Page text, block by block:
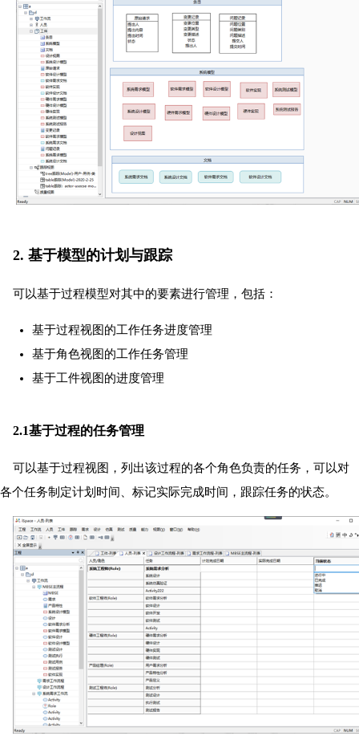
2. 基于模型的计划与跟踪
可以基于过程模型对其中的要素进行管理，包括：
基于过程视图的工作任务进度管理
基于角色视图的工作任务管理
基于工件视图的进度管理
2.1基于过程的任务管理
可以基于过程视图，列出该过程的各个角色负责的任务，可以对
各个任务制定计划时间、标记实际完成时间，跟踪任务的状态。